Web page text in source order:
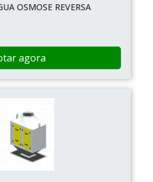
OSMOSE REVERSA
agora